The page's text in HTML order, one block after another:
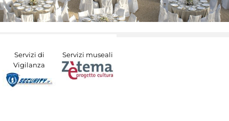
Servizi di
Vigilanza
Servizi museali